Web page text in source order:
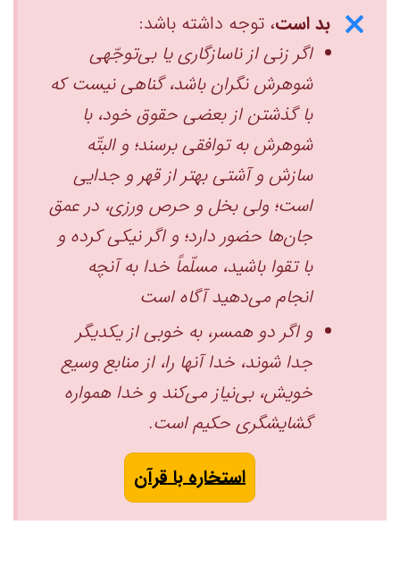
بد است، توجه داشته باشد:
اگر زنی از ناسازگاری یا بی‌توجّهی
شوهرش نگران باشد، گناهی نیست که
با گذشتن از بعضی حقوق خود، با
شوهرش به توافقی برسند؛ و البتّه
سازش و آشتی بهتر از قهر و جدایی
است؛ ولی بخل و حرص ورزی، در عمق
جان‌ها حضور دارد؛ و اگر نیکی کرده و
با تقوا باشید، مسلّماً خدا به آنچه
انجام می‌دهید آگاه است
و اگر دو همسر، به خوبی از یکدیگر
جدا شوند، ‌خدا آنها را، از منابع وسیع
خویش، بی‌نیاز می‌کند و خدا همواره
گشایشگری حکیم است.
استخاره با قرآن